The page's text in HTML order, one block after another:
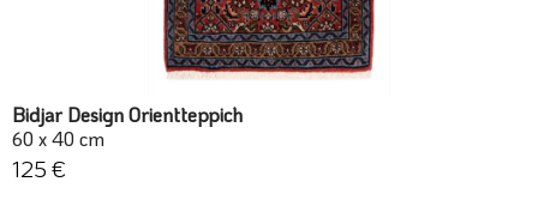
Bidjar Design Orientteppich
60 x 40 cm
125 €